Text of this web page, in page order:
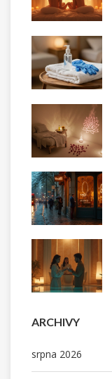
ARCHIVY
srpna 2026